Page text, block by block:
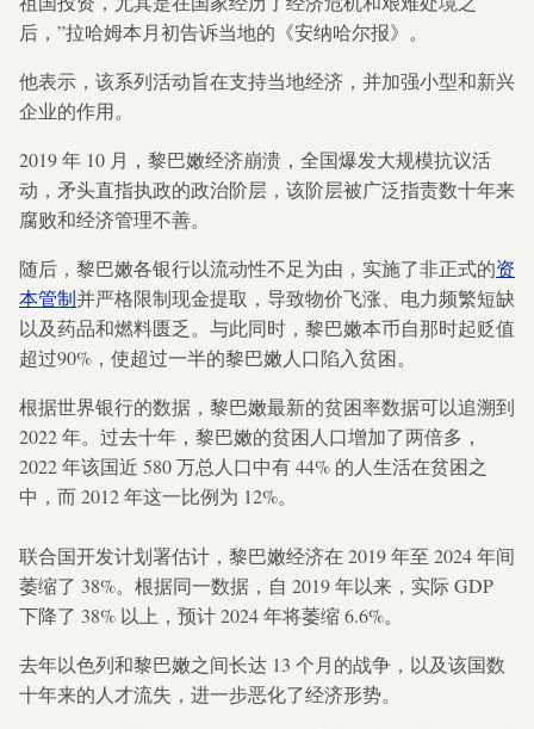
后，”拉哈姆本月初告诉当地的《安纳哈尔报》。
他表示，该系列活动旨在支持当地经济，并加强小型和新兴
企业的作用。
2019 年 10 月，黎巴嫩经济崩溃，全国爆发大规模抗议活
动，矛头直指执政的政治阶层，该阶层被广泛指责数十年来
腐败和经济管理不善。
随后，黎巴嫩各银行以流动性不足为由，实施了非正式的资
本管制并严格限制现金提取，导致物价飞涨、电力频繁短缺
以及药品和燃料匮乏。与此同时，黎巴嫩本币自那时起贬值
超过90%，使超过一半的黎巴嫩人口陷入贫困。
根据世界银行的数据，黎巴嫩最新的贫困率数据可以追溯到
2022 年。过去十年，黎巴嫩的贫困人口增加了两倍多，
2022 年该国近 580 万总人口中有 44% 的人生活在贫困之
中，而 2012 年这一比例为 12%。
联合国开发计划署估计，黎巴嫩经济在 2019 年至 2024 年间
萎缩了 38%。根据同一数据，自 2019 年以来，实际 GDP
下降了 38% 以上，预计 2024 年将萎缩 6.6%。
去年以色列和黎巴嫩之间长达 13 个月的战争，以及该国数
十年来的人才流失，进一步恶化了经济形势。